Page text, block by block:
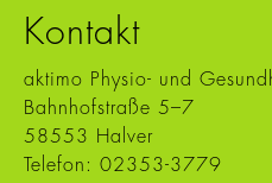
Kontakt
aktimo Physio- und
Bahnhofstraße 5–7
58553 Halver
Telefon: 02353-3779